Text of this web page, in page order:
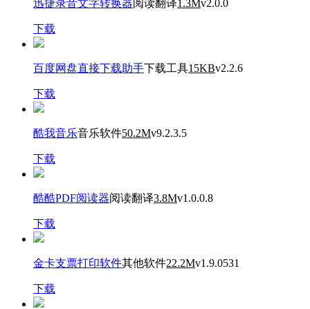
迅捷录音文字转换器 阅读翻译1.3Mv2.0.0
下载
百度网盘直接下载助手下载工具15KBv2.2.6
下载
酷我音乐音乐软件50.2Mv9.2.3.5
下载
酷酷PDF阅读器阅读翻译3.8Mv1.0.0.8
下载
金卡支票打印软件其他软件22.2Mv1.9.0531
下载